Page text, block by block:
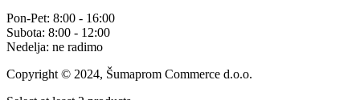
Pon-Pet: 8:00 - 16:00
Subota: 8:00 - 12:00
Nedelja: ne radimo
Copyright © 2024, Šumaprom Commerce d.o.o.